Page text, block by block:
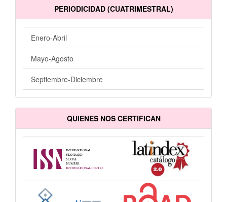
PERIODICIDAD (CUATRIMESTRAL)
Enero-Abril
Mayo-Agosto
Septiembre-Diciembre
QUIENES NOS CERTIFICAN